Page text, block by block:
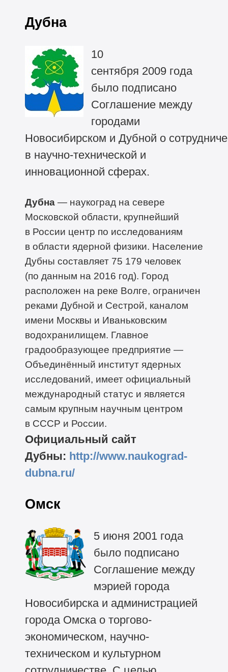
Дубна
10
сентября 2009 года
было подписано
Соглашение между
городами
Новосибирском и Дубной о
в научно-технической и
инновационной сферах.
Дубна— наукоград на севере
Московской области, крупнейший
в России центр по исследованиям
в области ядерной физики. Население
Дубны составляет 75 179 человек
(по данным на 2016 год). Город
расположен на реке Волге, ограничен
реками Дубной и Сестрой, каналом
имени Москвы и Иваньковским
водохранилищем. Главное
градообразующее предприятие —
Объединённый институт ядерных
исследований, имеет официальный
международный статус и является
самым крупным научным центром
в СССР и России.
Официальный сайт
Дубны: http://www.naukograd-
dubna.ru/
Омск
5 июня 2001 года
было подписано
Соглашение между
мэрией города
Новосибирска и администрацией
города Омска о торгово-
экономическом, научно-
техническом и культурном